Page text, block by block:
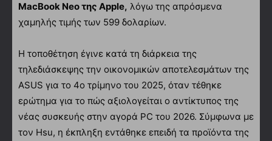
MacBook Neo της Apple, λόγω της απρόσμενα
χαμηλής τιμής των 599 δολαρίων.
Η τοποθέτηση έγινε κατά τη διάρκεια της
τηλεδιάσκεψης την οικονομικών αποτελεσμάτων της
ASUS για το 4ο τρίμηνο του 2025, όταν τέθηκε
ερώτημα για το πώς αξιολογείται ο αντίκτυπος της
νέας συσκευής στην αγορά PC του 2026. Σύμφωνα με
τον Hsu, η έκπληξη εντάθηκε επειδή τα προϊόντα της